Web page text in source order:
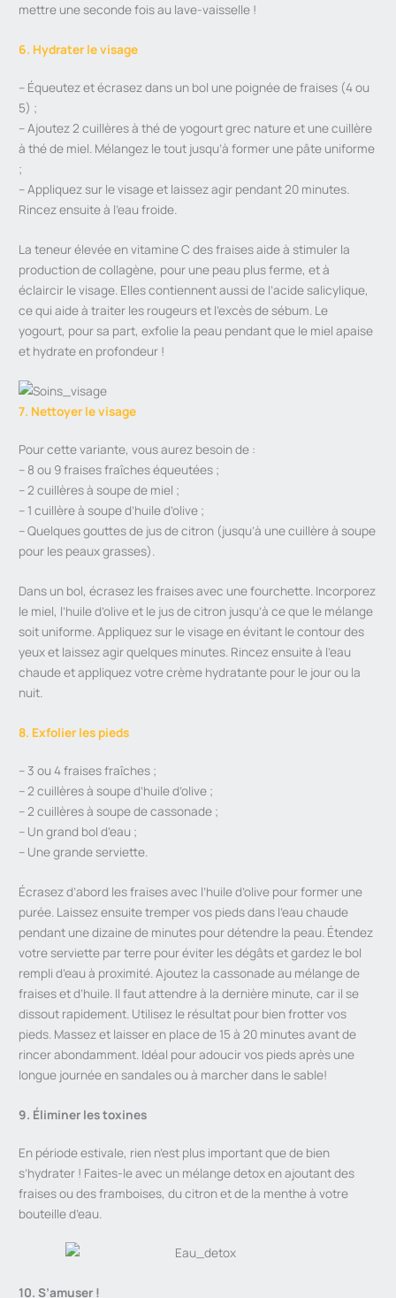
mettre une seconde fois au lave-vaisselle !
6. Hydrater le visage
– Équeutez et écrasez dans un bol une poignée de fraises (4 ou
5) ;
– Ajoutez 2 cuillères à thé de yogourt grec nature et une cuillère
à thé de miel. Mélangez le tout jusqu’à former une pâte uniforme
;
– Appliquez sur le visage et laissez agir pendant 20 minutes.
Rincez ensuite à l’eau froide.
La teneur élevée en vitamine C des fraises aide à stimuler la
production de collagène, pour une peau plus ferme, et à
éclaircir le visage. Elles contiennent aussi de l’acide salicylique,
ce qui aide à traiter les rougeurs et l’excès de sébum. Le
yogourt, pour sa part, exfolie la peau pendant que le miel apaise
et hydrate en profondeur !
7. Nettoyer le visage
Pour cette variante, vous aurez besoin de :
– 8 ou 9 fraises fraîches équeutées ;
– 2 cuillères à soupe de miel ;
– 1 cuillère à soupe d’huile d’olive ;
– Quelques gouttes de jus de citron (jusqu’à une cuillère à soupe
pour les peaux grasses).
Dans un bol, écrasez les fraises avec une fourchette. Incorporez
le miel, l’huile d’olive et le jus de citron jusqu’à ce que le mélange
soit uniforme. Appliquez sur le visage en évitant le contour des
yeux et laissez agir quelques minutes. Rincez ensuite à l’eau
chaude et appliquez votre crème hydratante pour le jour ou la
nuit.
8. Exfolier les pieds
– 3 ou 4 fraises fraîches ;
– 2 cuillères à soupe d’huile d’olive ;
– 2 cuillères à soupe de cassonade ;
– Un grand bol d’eau ;
– Une grande serviette.
Écrasez d’abord les fraises avec l’huile d’olive pour former une
purée. Laissez ensuite tremper vos pieds dans l’eau chaude
pendant une dizaine de minutes pour détendre la peau. Étendez
votre serviette par terre pour éviter les dégâts et gardez le bol
rempli d’eau à proximité. Ajoutez la cassonade au mélange de
fraises et d’huile. Il faut attendre à la dernière minute, car il se
dissout rapidement. Utilisez le résultat pour bien frotter vos
pieds. Massez et laisser en place de 15 à 20 minutes avant de
rincer abondamment. Idéal pour adoucir vos pieds après une
longue journée en sandales ou à marcher dans le sable!
9. Éliminer les toxines
En période estivale, rien n’est plus important que de bien
s’hydrater ! Faites-le avec un mélange detox en ajoutant des
fraises ou des framboises, du citron et de la menthe à votre
bouteille d’eau.
10. S’amuser !